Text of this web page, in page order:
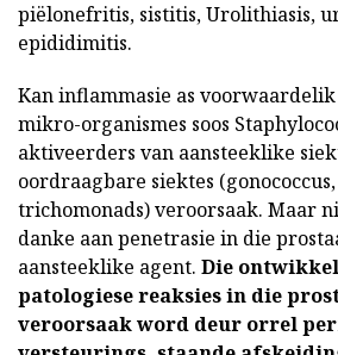
piëlonefritis, sistitis, Urolithiasis,
epididimitis.
Kan inflammasie as
mikro-organismes soos
aktiveerders van aansteeklike
oordraagbare siektes
trichomonads) veroorsaak. Maar
danke aan penetrasie in die
aansteeklike agent. Die
patologiese reaksies in die
veroorsaak word deur orrel